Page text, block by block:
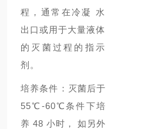
程，通常在冷凝 水
出口或用于大量液体
的灭菌过程的指示
剂。
培养条件：灭菌后于
55℃-60℃条件下培
养 48 小时， 如另外